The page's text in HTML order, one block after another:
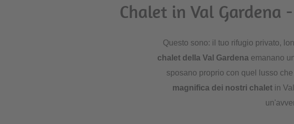
Chalet in Val Gardena
Questo sono: il tuo rifugio privato,
chalet della Val Gardena emanano
sposano proprio con quel lusso
magnifica dei nostri chalet in